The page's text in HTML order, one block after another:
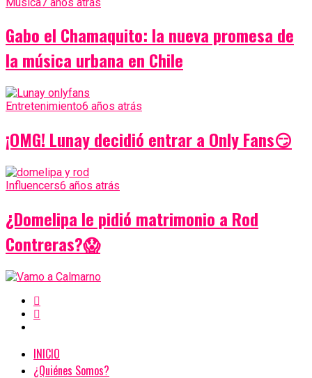
Gabo el Chamaquito: la nueva promesa de
la música urbana en Chile
Entretenimiento6 años atrás
¡OMG! Lunay decidió entrar a Only Fans😏
Influencers6 años atrás
¿Domelipa le pidió matrimonio a Rod
Contreras?😱
INICIO
¿Quiénes Somos?